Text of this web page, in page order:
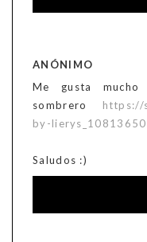
ANÓNIMO
Me gusta
sombrero https://
by-lierys_10813650
Saludos :)